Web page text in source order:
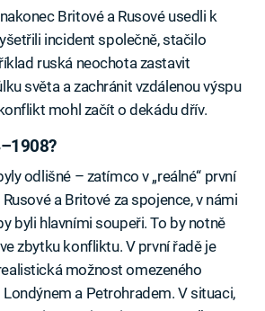
Britové a Rusové usedli k
incident společně, stačilo
ruská neochota zastavit
světa a zachránit vzdálenou výspu
mohl začít o dekádu dřív.
odlišné – zatímco v „reálné“ první
a Britové za spojence, v námi
byli hlavními soupeři. To by notně
zbytku konfliktu. V první řadě je
možnost omezeného
a Petrohradem. V situaci,